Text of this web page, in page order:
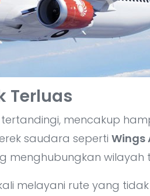
Terluas
mencakup
saudara seperti Wings
menghubungkan wilayah
melayani rute yang